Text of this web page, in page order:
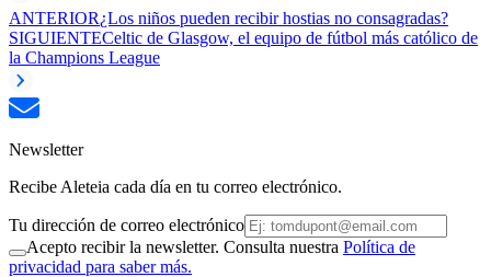
ANTERIOR¿Los niños pueden recibir hostias no consagradas?
SIGUIENTECeltic de Glasgow, el equipo de fútbol más católico de
la Champions League
Newsletter
Recibe Aleteia cada día en tu correo electrónico.
Tu dirección de correo electrónico
Acepto recibir la newsletter. Consulta nuestra Política de
privacidad para saber más.